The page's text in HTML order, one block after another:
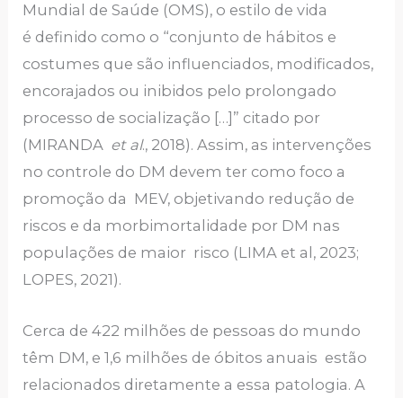
Mundial de Saúde (OMS), o estilo de vida
é definido como o “conjunto de hábitos e
costumes que são influenciados, modificados,
encorajados ou inibidos pelo prolongado
processo de socialização […]” citado por
(MIRANDA et al., 2018). Assim, as intervenções
no controle do DM devem ter como foco a
promoção da MEV, objetivando redução de
riscos e da morbimortalidade por DM nas
populações de maior risco (LIMA et al, 2023;
LOPES, 2021).
Cerca de 422 milhões de pessoas do mundo
têm DM, e 1,6 milhões de óbitos anuais estão
relacionados diretamente a essa patologia. A